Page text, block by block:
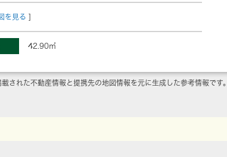
を見る ]
42.90㎡
された不動産情報と提携先の地図情報を元に生成した参考情報です。